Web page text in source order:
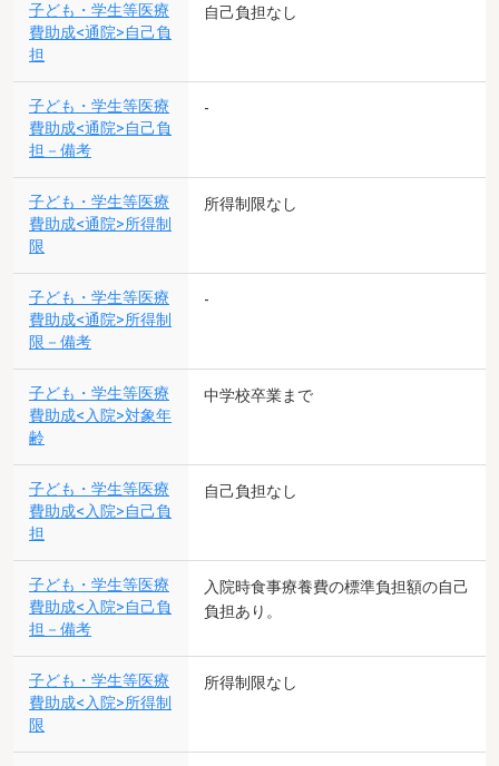
子ども・学生等医療
費助成<通院>自己負
担
自己負担なし
子ども・学生等医療
費助成<通院>自己負
担－備考
-
子ども・学生等医療
費助成<通院>所得制
限
所得制限なし
子ども・学生等医療
費助成<通院>所得制
限－備考
-
子ども・学生等医療
費助成<入院>対象年
齢
中学校卒業まで
子ども・学生等医療
費助成<入院>自己負
担
自己負担なし
子ども・学生等医療
費助成<入院>自己負
担－備考
入院時食事療養費の標準負担額の自己
負担あり。
子ども・学生等医療
費助成<入院>所得制
限
所得制限なし